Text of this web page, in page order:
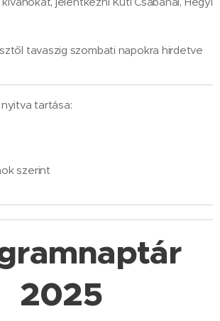
tavaszig szombati napokra hirdetve
tartása:
szerint
2025